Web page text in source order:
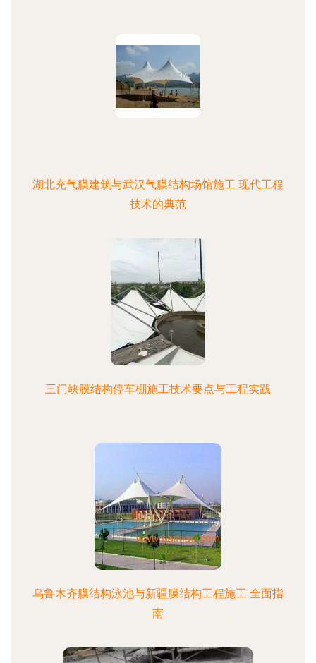
湖北充气膜建筑与武汉气膜结构场馆施工 现代工程
技术的典范
三门峡膜结构停车棚施工技术要点与工程实践
乌鲁木齐膜结构泳池与新疆膜结构工程施工 全面指
南